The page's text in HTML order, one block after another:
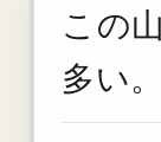
この
多い。